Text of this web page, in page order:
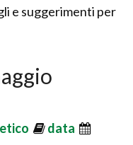
e suggerimenti per
data